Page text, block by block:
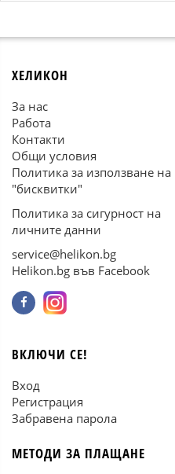
ХЕЛИКОН
За нас
Работа
Контакти
Общи условия
Политика за използване на
"бисквитки"
Политика за сигурност на
личните данни
service@helikon.bg
Helikon.bg във Facebook
ВКЛЮЧИ СЕ!
Вход
Регистрация
Забравена парола
МЕТОДИ ЗА ПЛАЩАНЕ